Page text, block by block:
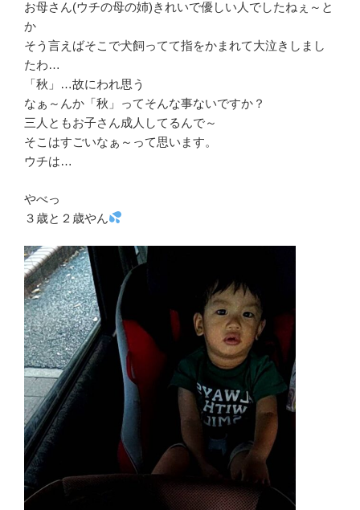
お母さん(ウチの母の姉)きれいで優しい人でしたねぇ～と
か
そう言えばそこで犬飼ってて指をかまれて大泣きしまし
たわ…
「秋」…故にわれ思う
なぁ～んか「秋」ってそんな事ないですか？
三人ともお子さん成人してるんで～
そこはすごいなぁ～って思います。
ウチは…
やべっ
３歳と２歳やん